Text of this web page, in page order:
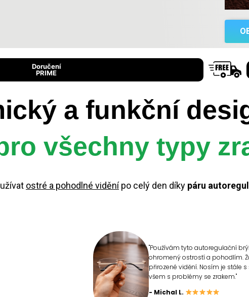
Doručení
PRIME
a funkční
všechny typy
ostré a pohodlné viděnípo celý den díky páru
"Používám tyto autoregulační
ohromený ostrostí a pohodlím.
přirozené vidění. Nosím je stále
všem s problémy se zrakem."
- Michal L.